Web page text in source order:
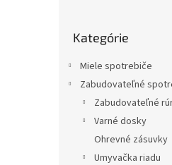
kategórie
Kategórie
Miele spotrebiče
Zabudovateľné
Zabudovateľné
Varné dosky
Ohrevné zásuvky
Umyvačka riadu